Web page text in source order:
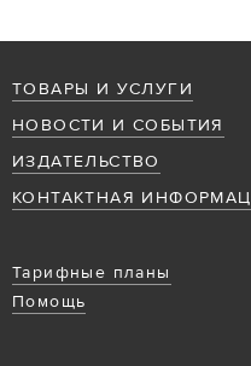
ТОВАРЫ И УСЛУГИ
НОВОСТИ И СОБЫТИЯ
ИЗДАТЕЛЬСТВО
КОНТАКТНАЯ
Тарифные планы
Помощь